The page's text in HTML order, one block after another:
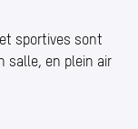
sportives sont
salle, en plein air